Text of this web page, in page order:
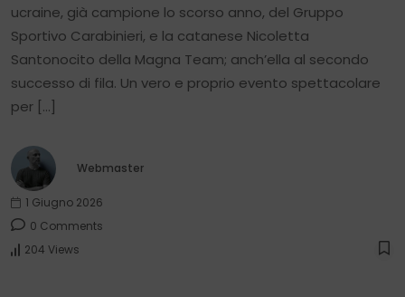
ucraine, già campione lo scorso anno, del Gruppo
Sportivo Carabinieri, e la catanese Nicoletta
Santonocito della Magna Team; anch’ella al secondo
successo di fila. Un vero e proprio evento spettacolare
per […]
Webmaster
1 Giugno 2026
0 Comments
204 Views